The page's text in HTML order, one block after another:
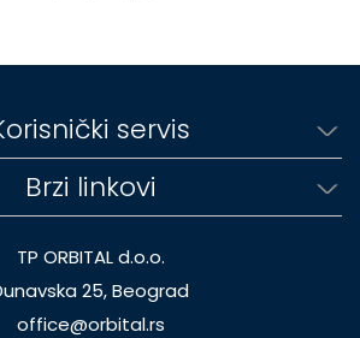
servis
Brzi linkovi
TP ORBITAL d.o.o.
25, Beograd
office@orbital.rs